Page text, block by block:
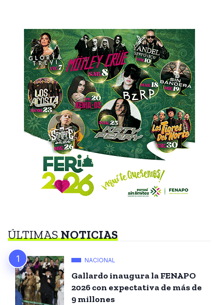
ÚLTIMASNOTICIAS
NACIONAL
Gallardo inaugura la FENAPO
2026 con expectativa de más de
9 millones